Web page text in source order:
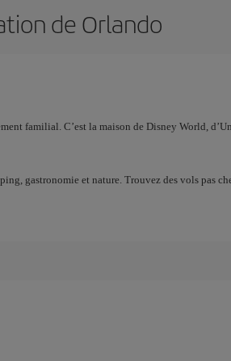
de Orlando
familial. C’est la maison de Disney World,
gastronomie et nature. Trouvez des vols pas